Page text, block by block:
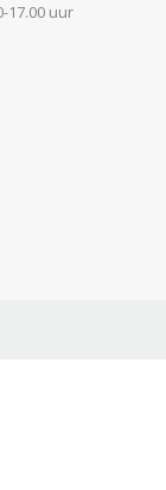
17.00 uur